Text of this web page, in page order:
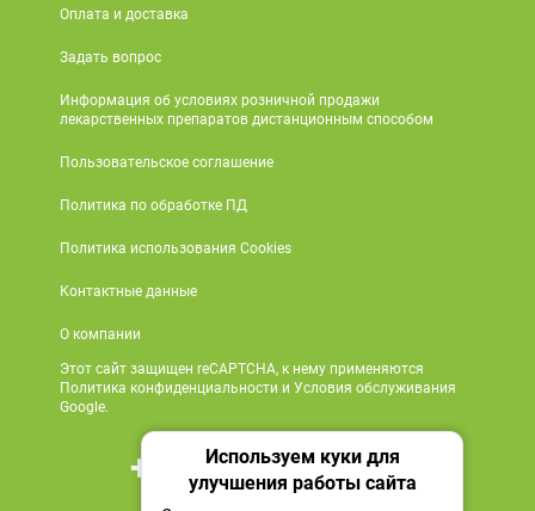
Оплата и доставка
Задать вопрос
Информация об условиях розничной продажи
лекарственных препаратов дистанционным способом
Пользовательское соглашение
Политика по обработке ПД
Политика использования Cookies
Контактные данные
О компании
Этот сайт защищен reCAPTCHA, к нему применяются
Политика конфиденциальности и Условия обслуживания
Google.
+7 495 419 18 18
Используем куки для
улучшения работы сайта